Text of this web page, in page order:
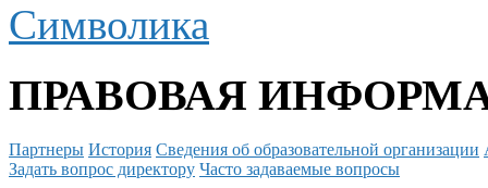
Символика
ПРАВОВАЯ
Партнеры История Сведения об образовательной организации
Задать вопрос директору Часто задаваемые вопросы